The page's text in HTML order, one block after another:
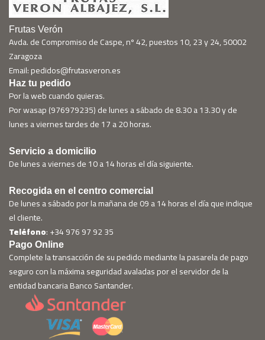
Frutas Verón
Avda. de Compromiso de Caspe, nº 42, puestos 10, 23 y 24, 50002
Zaragoza
Email: pedidos@frutasveron.es
Haz tu pedido
Por la web cuando quieras.
Por wasap (976979235) de lunes a sábado de 8.30 a 13.30 y de
lunes a viernes tardes de 17 a 20 horas.
Servicio a domicilio
De lunes a viernes de 10 a 14 horas el día siguiente.
Recogida en el centro comercial
De lunes a sábado por la mañana de 09 a 14 horas el día que indique
el cliente.
Teléfono: +34 976 97 92 35
Pago Online
Complete la transacción de su pedido mediante la pasarela de pago
seguro con la máxima seguridad avaladas por el servidor de la
entidad bancaria Banco Santander.